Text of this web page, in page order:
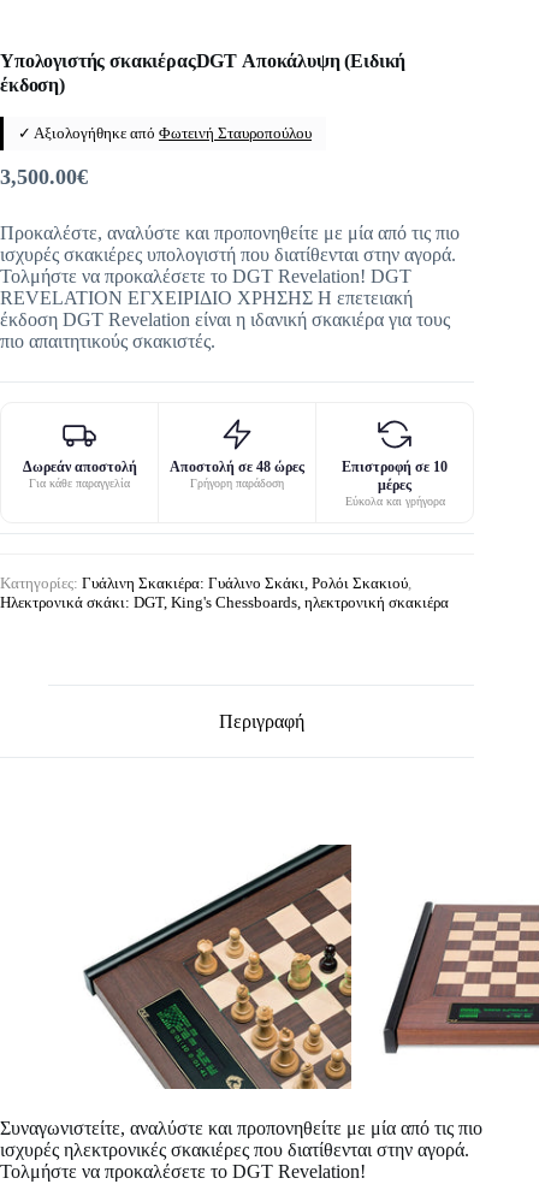
Υπολογιστής σκακιέραςDGT Αποκάλυψη (Ειδική
έκδοση)
✓ Αξιολογήθηκε από Φωτεινή Σταυροπούλου
3,500.00€
Προκαλέστε, αναλύστε και προπονηθείτε με μία από τις πιο
ισχυρές σκακιέρες υπολογιστή που διατίθενται στην αγορά.
Τολμήστε να προκαλέσετε το DGT Revelation! DGT
REVELATION ΕΓΧΕΙΡΙΔΙΟ ΧΡΗΣΗΣ Η επετειακή
έκδοση DGT Revelation είναι η ιδανική σκακιέρα για τους
πιο απαιτητικούς σκακιστές.
Δωρεάν αποστολή
Για κάθε παραγγελία
Αποστολή σε 48 ώρες
Γρήγορη παράδοση
Επιστροφή σε 10
μέρες
Εύκολα και γρήγορα
Κατηγορίες: Γυάλινη Σκακιέρα: Γυάλινο Σκάκι, Ρολόι Σκακιού
Ηλεκτρονικά σκάκι: DGT, King's Chessboards, ηλεκτρονική σκακιέρα
Περιγραφή
Συναγωνιστείτε, αναλύστε και προπονηθείτε με μία από τις πιο
ισχυρές ηλεκτρονικές σκακιέρες που διατίθενται στην αγορά.
Τολμήστε να προκαλέσετε το DGT Revelation!